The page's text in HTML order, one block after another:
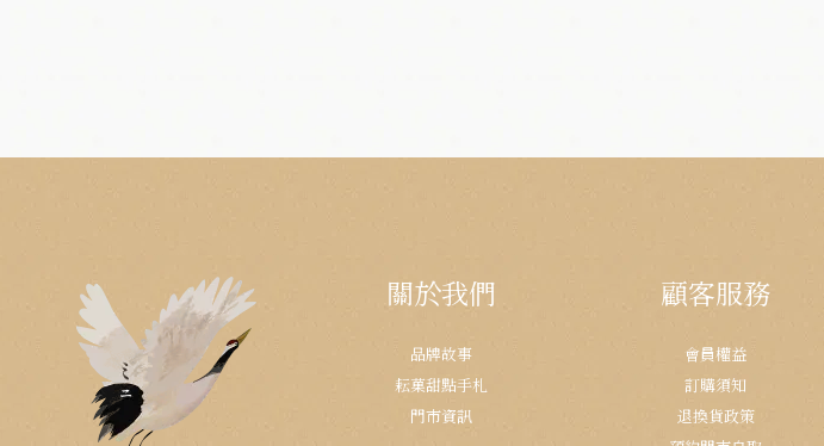
關於我們
品牌故事
耘菓甜點手札
門市資訊
顧客服務
會員權益
訂購須知
退換貨政策